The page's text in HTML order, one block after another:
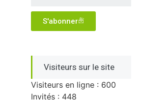
S'abonner
Visiteurs sur le site
Visiteurs en ligne : 600
Invités : 448